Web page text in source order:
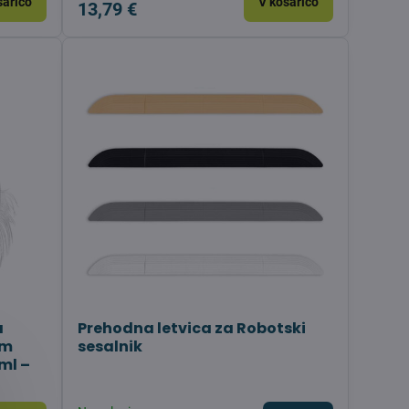
13,79 €
–
Prehodna letvica za Robotski
sesalnik